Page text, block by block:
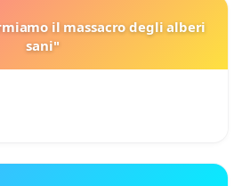
il massacro degli alberi
sani"